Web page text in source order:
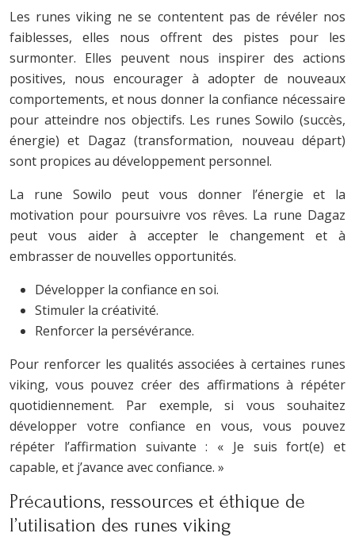
Les runes viking ne se contentent pas de révéler nos
faiblesses, elles nous offrent des pistes pour les
surmonter. Elles peuvent nous inspirer des actions
positives, nous encourager à adopter de nouveaux
comportements, et nous donner la confiance nécessaire
pour atteindre nos objectifs. Les runes Sowilo (succès,
énergie) et Dagaz (transformation, nouveau départ)
sont propices au développement personnel.
La rune Sowilo peut vous donner l’énergie et la
motivation pour poursuivre vos rêves. La rune Dagaz
peut vous aider à accepter le changement et à
embrasser de nouvelles opportunités.
Développer la confiance en soi.
Stimuler la créativité.
Renforcer la persévérance.
Pour renforcer les qualités associées à certaines runes
viking, vous pouvez créer des affirmations à répéter
quotidiennement. Par exemple, si vous souhaitez
développer votre confiance en vous, vous pouvez
répéter l’affirmation suivante : « Je suis fort(e) et
capable, et j’avance avec confiance. »
Précautions, ressources et éthique de
l’utilisation des runes viking